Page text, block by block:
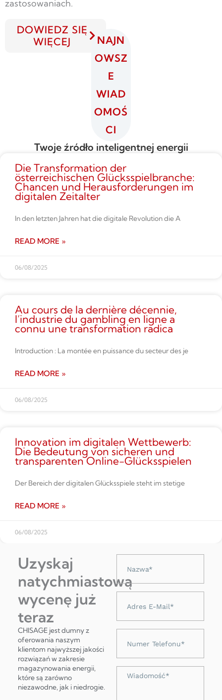
zastosowaniach.
DOWIEDZ SIĘ
WIĘCEJ
NAJN
OWSZ
E
WIAD
OMOŚ
CI
Twoje źródło inteligentnej energii
Die Transformation der
österreichischen Glücksspielbranche:
Chancen und Herausforderungen im
digitalen Zeitalter
In den letzten Jahren hat die digitale Revolution die A
READ MORE »
06/08/2025
Au cours de la dernière décennie,
l’industrie du gambling en ligne a
connu une transformation radica
Introduction : La montée en puissance du secteur des je
READ MORE »
06/08/2025
Innovation im digitalen Wettbe­werb:
Die Bedeutung von sicheren und
transparenten Online-Glücksspielen
Der Bereich der digitalen Glücksspiele steht im stetige
READ MORE »
06/08/2025
Uzyskaj
natychmiastową
wycenę już
teraz
CHISAGE jest dumny z
oferowania naszym
klientom najwyższej jakości
rozwiązań w zakresie
magazynowania energii,
które są zarówno
niezawodne, jak i niedrogie.
telefonu